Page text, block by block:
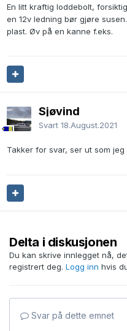
En litt kraftig loddebolt,
en 12v ledning bør gjøre
plast. Øv på en kanne f.eks.
Sjøvind
Svart 18.August.2021
Takker for svar, ser ut som
Delta i diskusjonen
Du kan skrive innlegget nå,
registrert deg. Logg inn hvis
Svar på dette emnet